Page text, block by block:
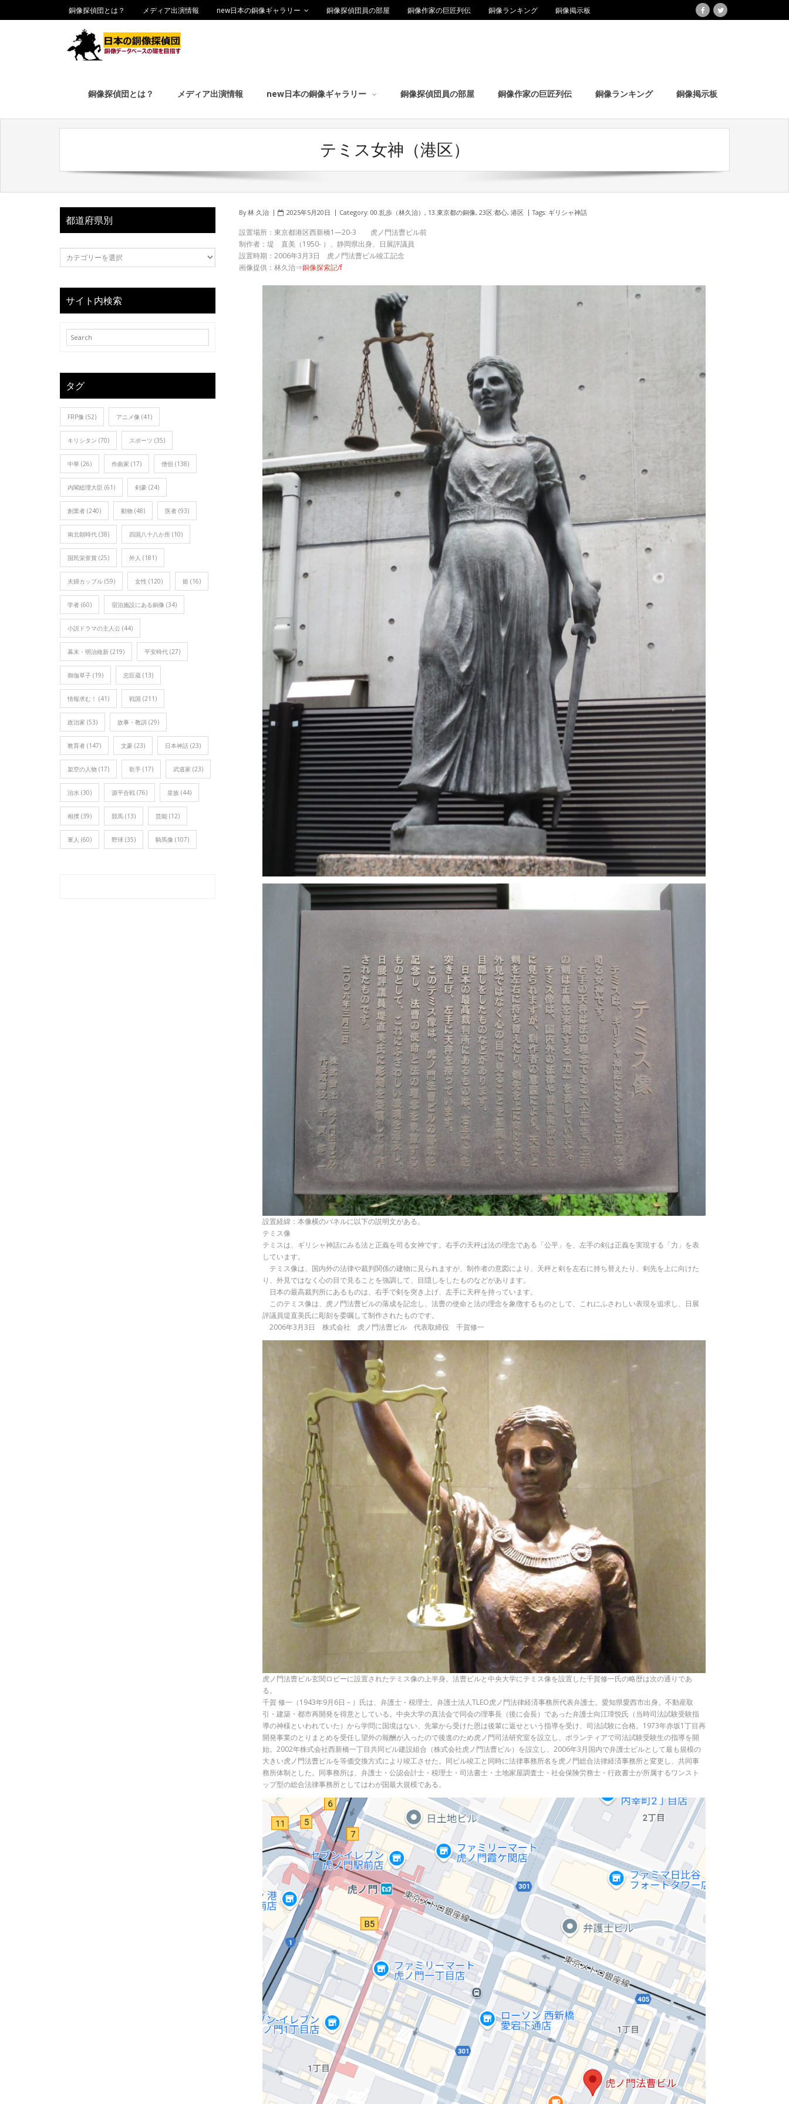
銅像探偵団とは？ メディア出演情報 new日本の銅像ギャラリー 銅像探偵団員の部屋 銅像作家の巨匠列伝 銅像ランキング 銅像掲示板
銅像探偵団とは？ メディア出演情報 new日本の銅像ギャラリー 銅像探偵団員の部屋 銅像作家の巨匠列伝 銅像ランキング 銅像掲示板
テミス女神（港区）
By林 久治 2025年5月20日 Category: 00.乱歩（林久治） , 13.東京都の銅像, 23区:都心, 港区 Tags: ギリシャ神話
設置場所：東京都港区西新橋1—20-3 虎ノ門法曹ビル前
制作者：堤 直美（1950- ）、静岡県出身、日展評議員
設置時期：2006年3月3日 虎ノ門法曹ビル竣工記念
画像提供：林久治⇒銅像探索記/f
設置経緯：本像横のパネルに以下の説明文がある。
テミス像
テミスは、ギリシャ神話にみる法と正義を司る女神です。右手の天秤は法の理念である「公平」を、左手の剣は正義を実現する「力」を表
しています。
テミス像は、国内外の法律や裁判関係の建物に見られますが、制作者の意図により、天秤と剣を左右に持ち替えたり、剣先を上に向けた
り、外見ではなく心の目で見ることを強調して、目隠しをしたものなどがあります。
日本の最高裁判所にあるものは、右手で剣を突き上げ、左手に天秤を持っています。
このテミス像は、虎ノ門法曹ビルの落成を記念し、法曹の使命と法の理念を象徴するものとして、これにふさわしい表現を追求し、日展
評議員堤直美氏に彫刻を委嘱して制作されたものです。
2006年3月3日 株式会社 虎ノ門法曹ビル 代表取締役 千賀修一
虎ノ門法曹ビル玄関ロビーに設置されたテミス像の上半身。法曹ビルと中央大学にテミス像を設置した千賀修一氏の略歴は次の通りであ
る。
千賀 修一（1943年9月6日 – ）氏は、弁護士・税理士。弁護士法人TLEO虎ノ門法律経済事務所代表弁護士。愛知県愛西市出身。不動産取
引・建築・都市再開発を得意としている。中央大学の真法会で同会の理事長（後に会長）であった弁護士向江璋悦氏（当時司法試験受験指
導の神様といわれていた）から学問に国境はない、先輩から受けた恩は後輩に返せという指導を受け、司法試験に合格。1973年赤坂1丁目再
開発事業のとりまとめを受任し望外の報酬が入ったので後進のため虎ノ門司法研究室を設立し、ボランティアで司法試験受験生の指導を開
始。2002年株式会社西新橋一丁目共同ビル建設組合（株式会社虎ノ門法曹ビル）を設立し、2006年3月国内で弁護士ビルとして最も規模の
大きい虎ノ門法曹ビルを等価交換方式により竣工させた。同ビル竣工と同時に法律事務所名を虎ノ門総合法律経済事務所と変更し、共同事
務所体制とした。同事務所は、弁護士・公認会計士・税理士・司法書士・土地家屋調査士・社会保険労務士・行政書士が所属するワンスト
ップ型の総合法律事務所としてはわが国最大規模である。
都道府県別
サイト内検索
タグ
FRP像 (52) アニメ像 (41)
キリシタン (70) スポーツ (35)
中華 (26) 作曲家 (17) 僧侶 (138)
内閣総理大臣 (61) 剣豪 (24)
創業者 (240) 動物 (48) 医者 (93)
南北朝時代 (38) 四国八十八か所 (10)
国民栄誉賞 (25) 外人 (181)
夫婦カップル (59) 女性 (120) 姫 (16)
学者 (60) 宿泊施設にある銅像 (34)
小説ドラマの主人公 (44)
幕末・明治維新 (219) 平安時代 (27)
御伽草子 (19) 忠臣蔵 (13)
情報求む！ (41) 戦国 (211)
政治家 (53) 故事・教訓 (29)
教育者 (147) 文豪 (23) 日本神話 (23)
架空の人物 (17) 歌手 (17) 武道家 (23)
治水 (30) 源平合戦 (76) 皇族 (44)
相撲 (39) 競馬 (13) 芸能 (12)
軍人 (60) 野球 (35) 騎馬像 (107)